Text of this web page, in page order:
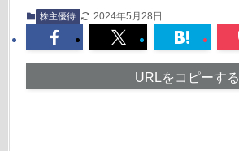
株主優待 2024年5月28日
URLをコピーする